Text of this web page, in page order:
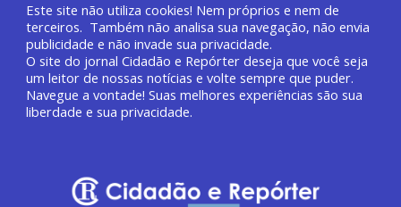
Este site não utiliza cookies! Nem próprios e nem de
terceiros. Também não analisa sua navegação, não envia
publicidade e não invade sua privacidade.
O site do jornalCidadão e Repórter deseja que você seja
um leitor de nossas notícias e volte sempre que puder.
Navegue a vontade! Suas melhores experiências são sua
liberdade e sua privacidade.